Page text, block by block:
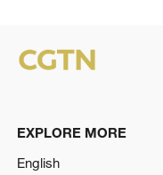
EXPLORE MORE
English